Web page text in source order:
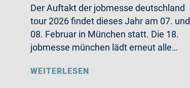
Der Auftakt der jobmesse deutschland
tour 2026 findet dieses Jahr am 07. und
08. Februar in München statt. Die 18.
jobmesse münchen lädt erneut alle…
WEITERLESEN